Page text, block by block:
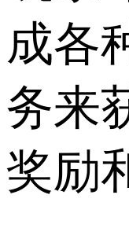
成各
务来
奖励